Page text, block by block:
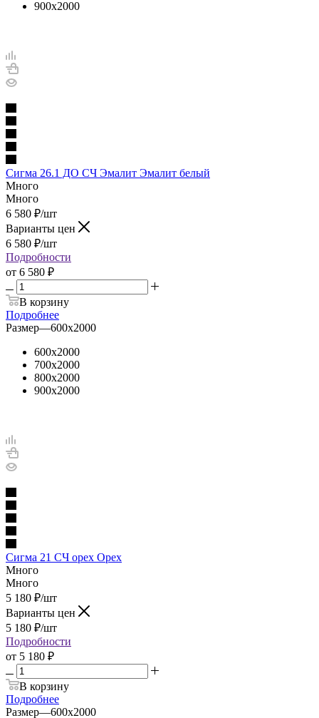
900х2000
Сигма 26.1 ДО СЧ Эмалит Эмалит белый
Много
Много
6 580 ₽/шт
Варианты цен
6 580 ₽/шт
Подробности
от 6 580 ₽
В корзину
Подробнее
Размер—600х2000
600х2000
700х2000
800х2000
900х2000
Сигма 21 СЧ орех Орех
Много
Много
5 180 ₽/шт
Варианты цен
5 180 ₽/шт
Подробности
от 5 180 ₽
В корзину
Подробнее
Размер—600х2000